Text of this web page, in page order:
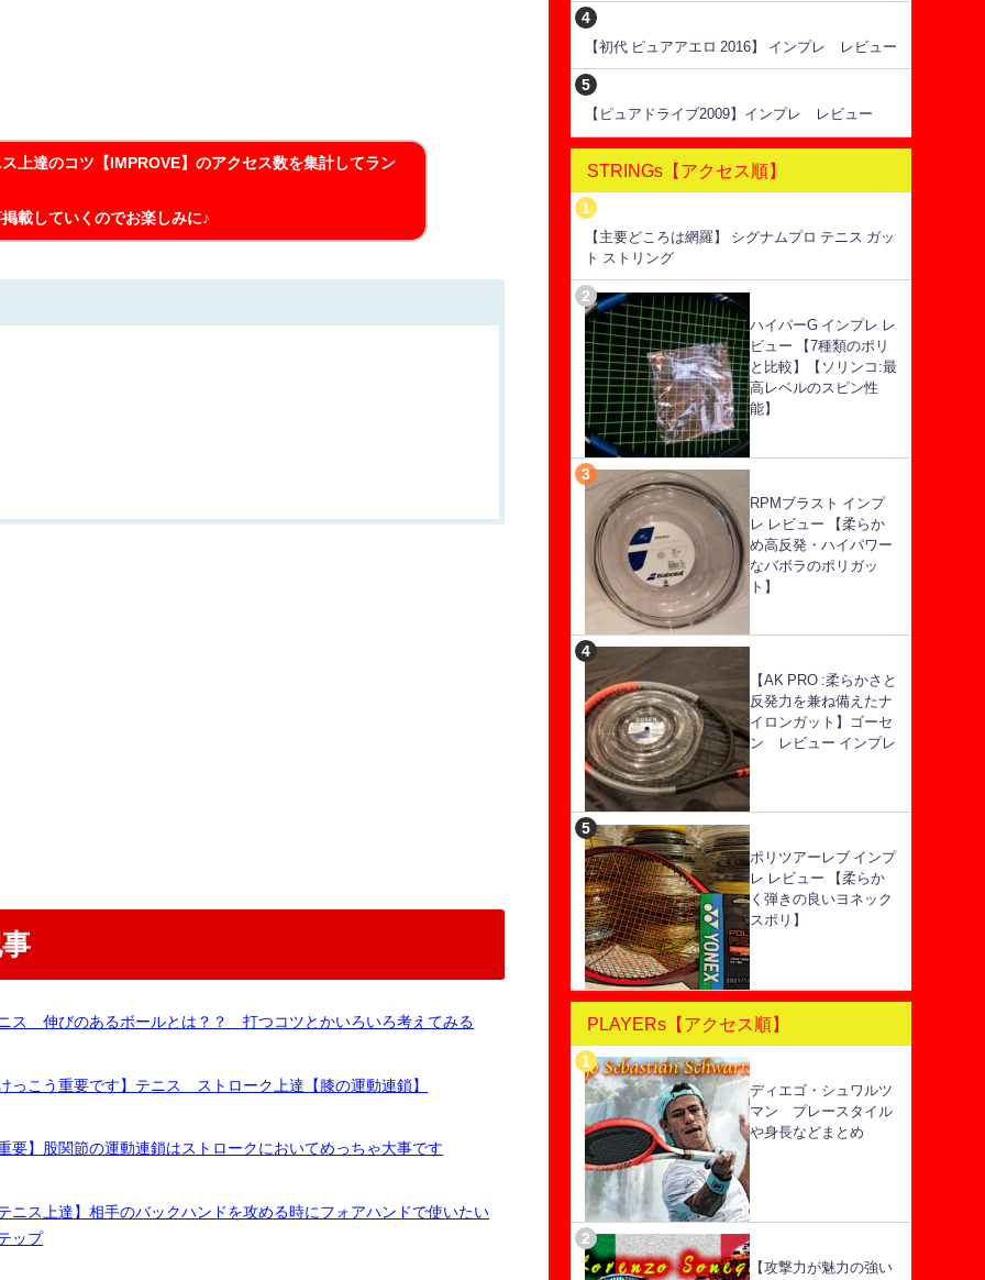
上達のコツ【IMPROVE】のアクセス数を集計してラン
載していくのでお楽しみに♪
ス 伸びのあるボールとは？？ 打つコツとかいろいろ考えてみる
っこう重要です】テニス ストローク上達【膝の運動連鎖】
要】股関節の運動連鎖はストロークにおいてめっちゃ大事です
ニス上達】相手のバックハンドを攻める時にフォアハンドで使いたい
ップ
【初代 ピュアアエロ 2016】 インプレ レビュー
【ピュアドライブ2009】インプレ レビュー
STRINGs【アクセス順】
【主要どころは網羅】 シグナムプロ テニス ガッ
ト ストリング
ハイパーG インプレ レ
ビュー 【7種類のポリ
と比較】【ソリンコ:最
高レベルのスピン性
能】
RPMブラスト インプ
レ レビュー 【柔らか
め高反発・ハイパワー
なバボラのポリガッ
ト】
【AK PRO :柔らかさと
反発力を兼ね備えたナ
イロンガット】ゴーセ
ン レビュー インプレ
ポリツアーレブ インプ
レ レビュー 【柔らか
く弾きの良いヨネック
スポリ】
PLAYERs【アクセス順】
ディエゴ・シュワルツ
マン プレースタイル
や身長などまとめ
【攻撃力が魅力の強い